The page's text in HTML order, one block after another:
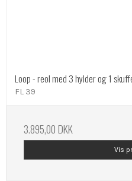
Loop - reol med 3 hylder og 1
FL 39
3.895,00 DKK
Vis